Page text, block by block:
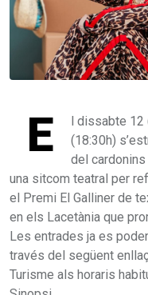
E
l dissabte 12
(18:30h)
del
una sitcom teatral per
el Premi El Galliner de
en els Lacetània que
Les entrades ja es
través del següent
Turisme als horaris